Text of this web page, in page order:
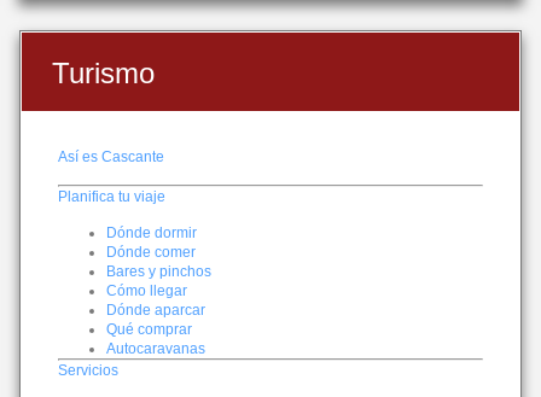
Turismo
Así es Cascante
Planifica tu viaje
Dónde dormir
Dónde comer
Bares y pinchos
Cómo llegar
Dónde aparcar
Qué comprar
Autocaravanas
Servicios